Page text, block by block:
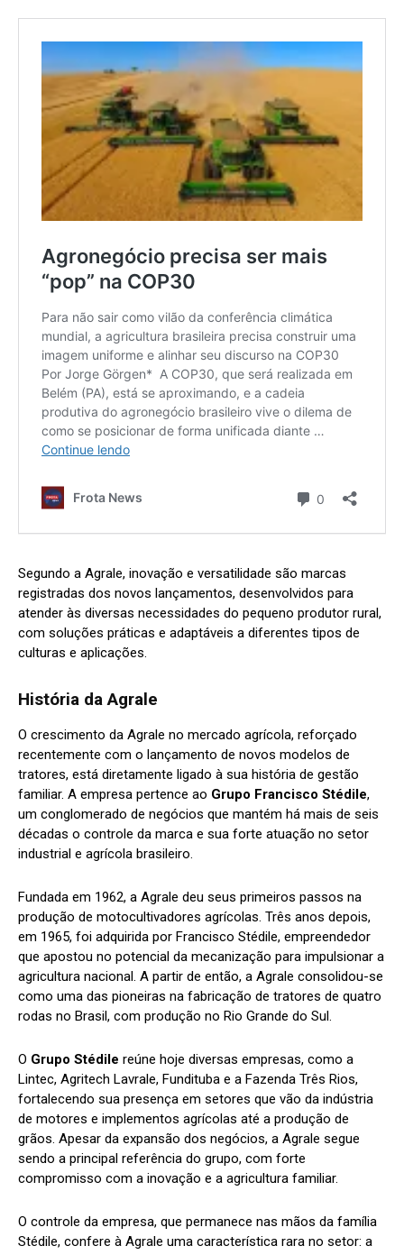
Segundo a Agrale, inovação e versatilidade são marcas
registradas dos novos lançamentos, desenvolvidos para
atender às diversas necessidades do pequeno produtor rural,
com soluções práticas e adaptáveis a diferentes tipos de
culturas e aplicações.
História da Agrale
O crescimento da Agrale no mercado agrícola, reforçado
recentemente com o lançamento de novos modelos de
tratores, está diretamente ligado à sua história de gestão
familiar. A empresa pertence ao Grupo Francisco Stédile,
um conglomerado de negócios que mantém há mais de seis
décadas o controle da marca e sua forte atuação no setor
industrial e agrícola brasileiro.
Fundada em 1962, a Agrale deu seus primeiros passos na
produção de motocultivadores agrícolas. Três anos depois,
em 1965, foi adquirida por Francisco Stédile, empreendedor
que apostou no potencial da mecanização para impulsionar a
agricultura nacional. A partir de então, a Agrale consolidou-se
como uma das pioneiras na fabricação de tratores de quatro
rodas no Brasil, com produção no Rio Grande do Sul.
O Grupo Stédile reúne hoje diversas empresas, como a
Lintec, Agritech Lavrale, Fundituba e a Fazenda Três Rios,
fortalecendo sua presença em setores que vão da indústria
de motores e implementos agrícolas até a produção de
grãos. Apesar da expansão dos negócios, a Agrale segue
sendo a principal referência do grupo, com forte
compromisso com a inovação e a agricultura familiar.
O controle da empresa, que permanece nas mãos da família
Stédile, confere à Agrale uma característica rara no setor: a